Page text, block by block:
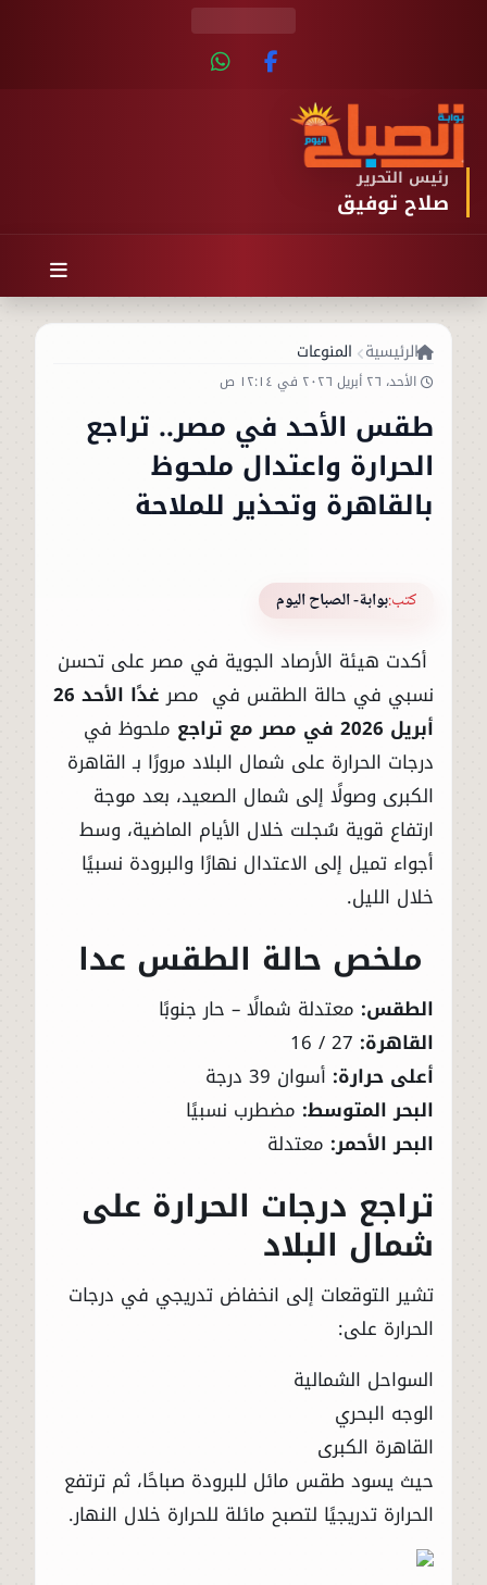
رئيس التحرير
صلاح توفيق
الرئيسية المنوعات
الأحد، ٢٦ أبريل ٢٠٢٦ في ١٢:١٤ ص
طقس الأحد في مصر.. تراجع
الحرارة واعتدال ملحوظ
بالقاهرة وتحذير للملاحة
كتب:بوابة- الصباح اليوم
أكدت هيئة الأرصاد الجوية في مصر على تحسن
نسبي في حالة الطقس في مصر
غدًا الأحد 26
أبريل 2026 في مصر مع تراجع
ملحوظ في
درجات الحرارة على شمال البلاد مرورًا بـالقاهرة
الكبرى وصولًا إلى شمال الصعيد، بعد موجة
ارتفاع قوية سُجلت خلال الأيام الماضية، وسط
أجواء تميل إلى الاعتدال نهارًا والبرودة نسبيًا
خلال الليل.
ملخص حالة الطقس عدا
الطقس: معتدلة شمالًا – حار جنوبًا
القاهرة:
أعلى حرارة: أسوان 39 درجة
البحر المتوسط: مضطرب نسبيًا
البحر الأحمر: معتدلة
تراجع درجات الحرارة على
شمال البلاد
تشير التوقعات إلى انخفاض تدريجي في درجات
الحرارة على:
السواحل الشمالية
الوجه البحري
القاهرة الكبرى
حيث يسود طقس مائل للبرودة صباحًا، ثم ترتفع
الحرارة تدريجيًا لتصبح مائلة للحرارة خلال النهار.